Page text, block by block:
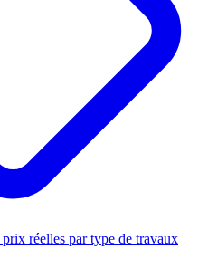
réelles par type de travaux